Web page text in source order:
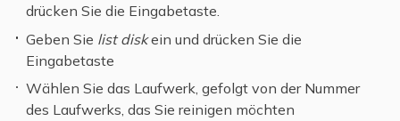
drücken Sie die Eingabetaste.
Geben Sie list diskein und drücken Sie die
Eingabetaste
Wählen Sie das Laufwerk, gefolgt von der Nummer
des Laufwerks, das Sie reinigen möchten